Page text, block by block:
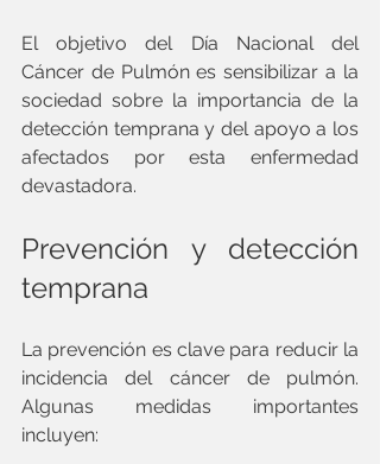
El objetivo del Día Nacional del
Cáncer de Pulmón es sensibilizar a la
sociedad sobre la importancia de la
detección temprana y del apoyo a los
afectados por esta enfermedad
devastadora.
Prevención y detección
temprana
La prevención es clave para reducir la
incidencia del cáncer de pulmón.
Algunas medidas importantes
incluyen: